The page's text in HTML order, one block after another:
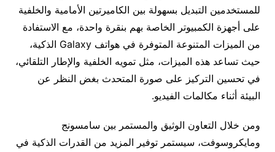
للمستخدمين التبديل بسهولة بين الكاميرتين الأمامية والخلفية
على أجهزة الكمبيوتر الخاصة بهم بنقرة واحدة، مع الاستفادة
من الميزات المتنوعة المتوفرة في هواتف Galaxy الذكية،
حيث تساعد هذه الميزات، مثل تمويه الخلفية والإطار التلقائي،
في تحسين التركيز على صورة المتحدث بغض النظر عن
البيئة أثناء مكالمات الفيديو.
ومن خلال التعاون الوثيق والمستمر بين سامسونج
ومايكروسوفت، سيستمر توفير المزيد من القدرات الذكية في